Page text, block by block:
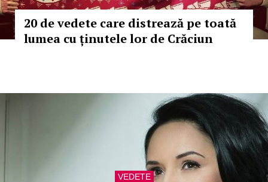
20 de vedete care distrează pe toată
lumea cu ținutele lor de Crăciun
VEDETE